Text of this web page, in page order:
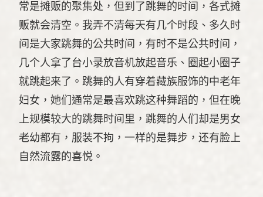
常是摊贩的聚集处，但到了跳舞的时间，各式摊
贩就会清空。我弄不清每天有几个时段、多久时
间是大家跳舞的公共时间，有时不是公共时间，
几个人拿了台小录放音机放起音乐、圈起小圈子
就跳起来了。跳舞的人有穿着藏族服饰的中老年
妇女，她们通常是最喜欢跳这种舞蹈的，但在晚
上规模较大的跳舞时间里，跳舞的人们却是男女
老幼都有，服装不拘，一样的是舞步，还有脸上
自然流露的喜悦。